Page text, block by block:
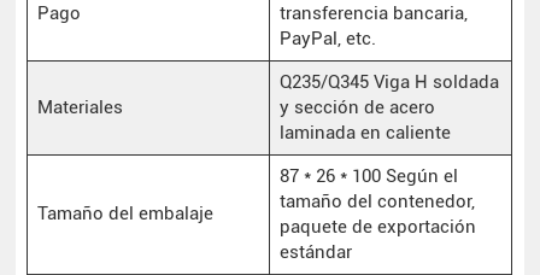
Pago
transferencia bancaria,
PayPal, etc.
Materiales
Q235/Q345 Viga H soldada
y sección de acero
laminada en caliente
Tamaño del embalaje
87 * 26 * 100 Según el
tamaño del contenedor,
paquete de exportación
estándar